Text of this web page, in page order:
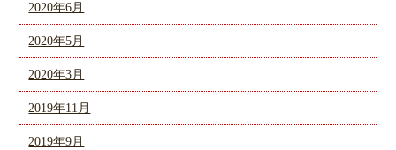
2020年6月
2020年5月
2020年3月
2019年11月
2019年9月